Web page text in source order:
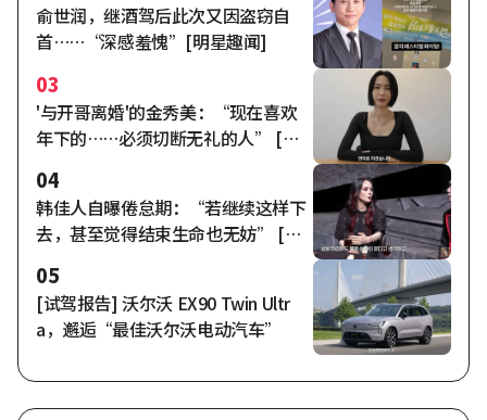
俞世润，继酒驾后此次又因盗窃自
首……“深感羞愧”[明星趣闻]
03
'与开哥离婚'的金秀美：“现在喜欢
年下的……必须切断无礼的人” [秀
04
韩佳人自曝倦怠期：“若继续这样下
去，甚至觉得结束生命也无妨” [自
05
[试驾报告] 沃尔沃 EX90 Twin Ultr
a，邂逅“最佳沃尔沃电动汽车”